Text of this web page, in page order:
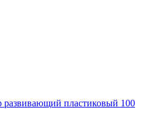
развивающий пластиковый 100